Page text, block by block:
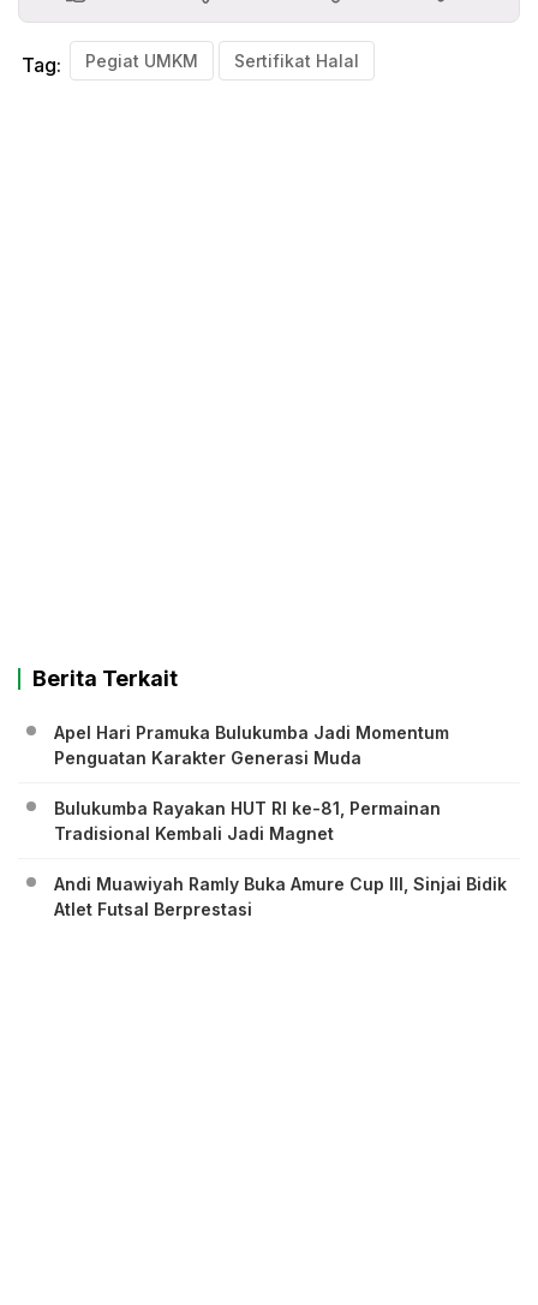
Tag: Pegiat UMKM Sertifikat Halal
Berita Terkait
Apel Hari Pramuka Bulukumba Jadi Momentum
Penguatan Karakter Generasi Muda
Bulukumba Rayakan HUT RI ke-81, Permainan
Tradisional Kembali Jadi Magnet
Andi Muawiyah Ramly Buka Amure Cup III, Sinjai Bidik
Atlet Futsal Berprestasi